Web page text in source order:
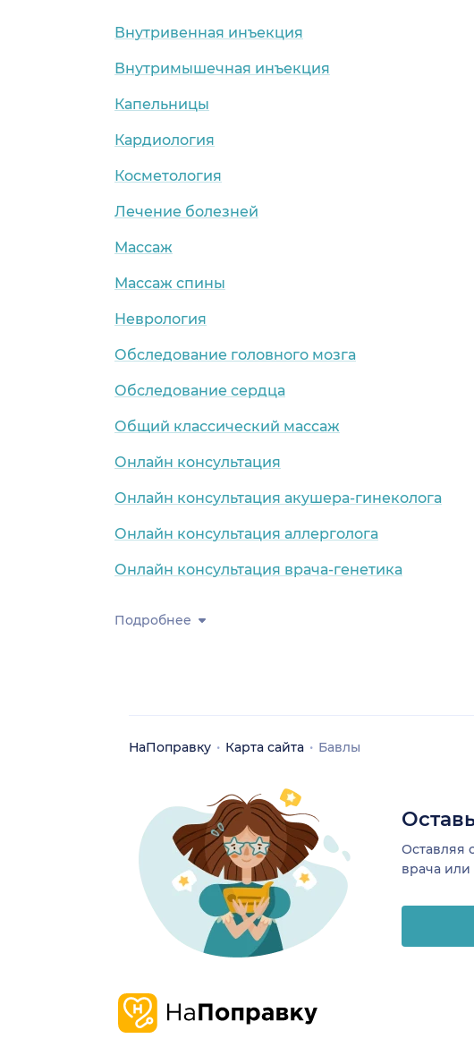
Внутривенная инъекция
Внутримышечная инъекция
Капельницы
Кардиология
Косметология
Лечение болезней
Массаж
Массаж спины
Неврология
Обследование головного мозга
Обследование сердца
Общий классический массаж
Онлайн консультация
Онлайн консультация акушера-гинеколога
Онлайн консультация аллерголога
Онлайн консультация врача-генетика
Подробнее
НаПоправку Карта сайта Бавлы
Оставляя
врача или